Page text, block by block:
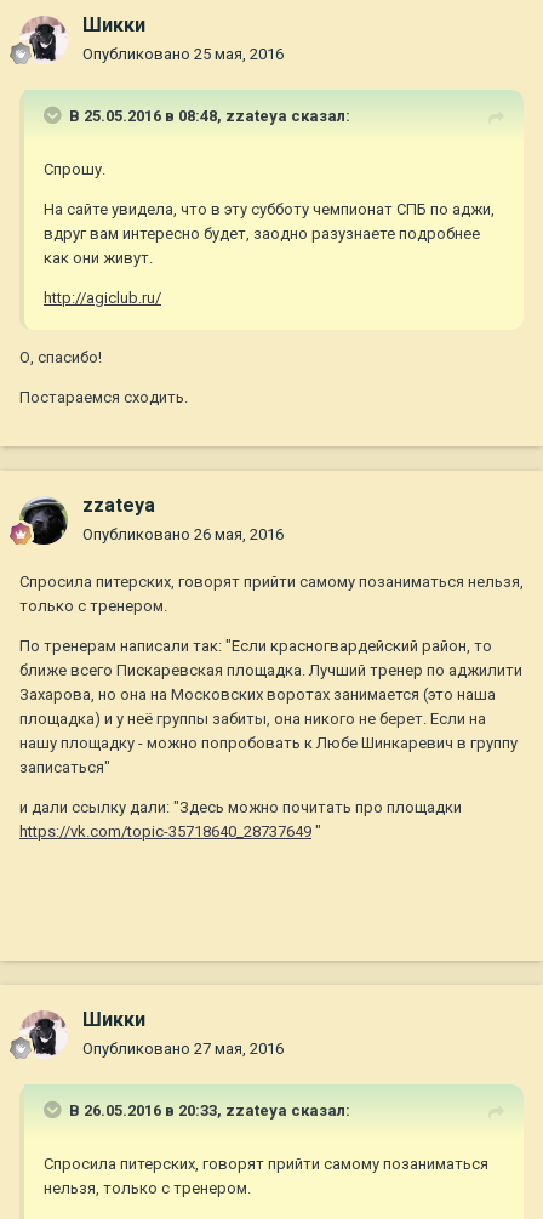
Шикки
Опубликовано 25 мая, 2016
В 25.05.2016 в 08:48, zzateya сказал:
Спрошу.
На сайте увидела, что в эту субботу чемпионат СПБ по аджи,
вдруг вам интересно будет, заодно разузнаете подробнее
как они живут.
http://agiclub.ru/
О, спасибо!
Постараемся сходить.
zzateya
Опубликовано 26 мая, 2016
Спросила питерских, говорят прийти самому позаниматься нельзя,
только с тренером.
По тренерам написали так: "Если красногвардейский район, то
ближе всего Пискаревская площадка. Лучший тренер по аджилити
Захарова, но она на Московских воротах занимается (это наша
площадка) и у неё группы забиты, она никого не берет. Если на
нашу площадку - можно попробовать к Любе Шинкаревич в группу
записаться"
и дали ссылку дали: "Здесь можно почитать про площадки
https://vk.com/topic-35718640_28737649 "
Шикки
Опубликовано 27 мая, 2016
В 26.05.2016 в 20:33, zzateya сказал:
Спросила питерских, говорят прийти самому позаниматься
нельзя, только с тренером.